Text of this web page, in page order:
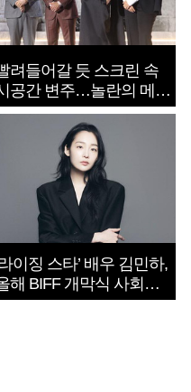
려들어갈 듯 스크린 속
공간 변주…놀란의 메시
는 ‘전쟁 속죄’
라이징 스타’ 배우 김민하,
해 BIFF 개막식 사회자
정